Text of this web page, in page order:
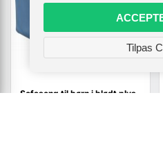
Sofaseng til børn i blødt plys
Tilpas